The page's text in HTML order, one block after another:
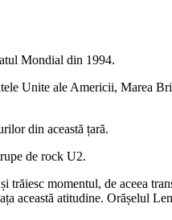
Mondial din 1994.
Unite ale Americii, Marea
din această țară.
de rock U2.
trăiesc momentul, de aceea
această atitudine. Orășelul